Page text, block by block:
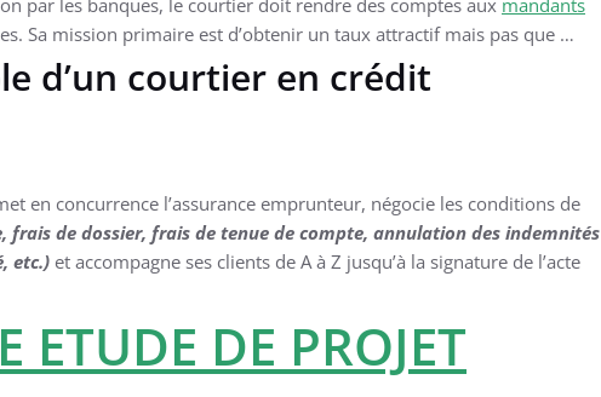
Sa mission primaire est d’obtenir un taux attractif mais pas que …
d’un courtier en crédit
en concurrence l’assurance emprunteur, négocie les conditions de
frais de dossier, frais de tenue de compte, annulation des indemnités
etc.) et accompagne ses clients de A à Z jusqu’à la signature de l’acte
ETUDE DE PROJET